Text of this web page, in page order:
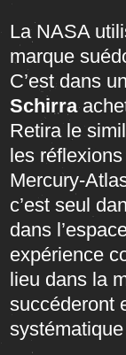
La NASA
marque
C’est dans
Schirra
Retira le
les
Mercury-
c’est seul
dans
expérience
lieu dans la
succéderont